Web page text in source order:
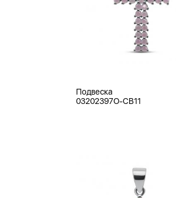
Подвеска
03202397O-CB11